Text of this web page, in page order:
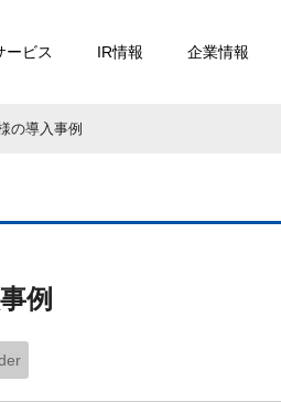
ービス IR情報 企業情報
の導入事例
例